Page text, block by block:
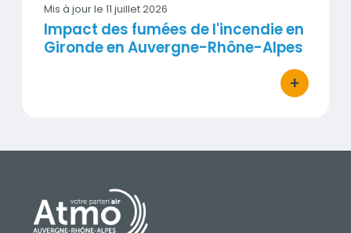
Mis à jour le 11 juillet 2026
Impact des fumées de l'incendie en
Gironde en Auvergne-Rhône-Alpes
+
bouton
PIED DE PAGE